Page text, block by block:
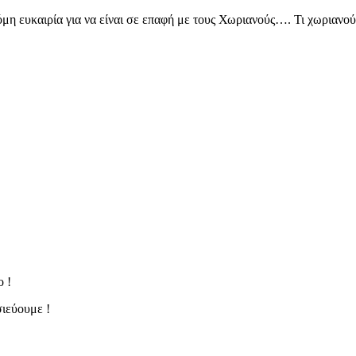
ευκαιρία για να είναι σε επαφή με τους Χωριανούς…. Τι
!
!